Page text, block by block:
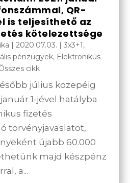
QR-
is teljesíthető az
kötelezettsége
|2020.07.03. |3x3+1,
pénzügyek, Elektronikus
cikk
július közepéig
1-jével hatályba
fizetés
törvényjavaslatot,
újabb 60.000
majd készpénz
a...